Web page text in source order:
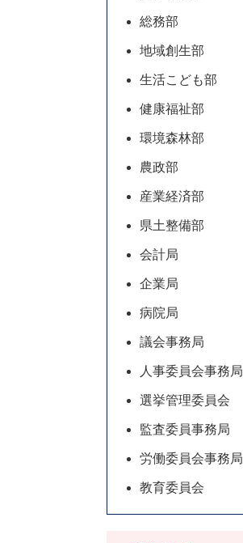
総務部
地域創生部
生活こども部
健康福祉部
環境森林部
農政部
産業経済部
県土整備部
会計局
企業局
病院局
議会事務局
人事委員会事務局
選挙管理委員会
監査委員事務局
労働委員会事務局
教育委員会